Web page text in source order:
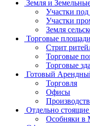
Земля и
Участки
Участки
Земля
Торговые
Стрит
Торговые
Торговые
Готовый
Торговля
Офисы
Отдельно стоящие
Особняки в